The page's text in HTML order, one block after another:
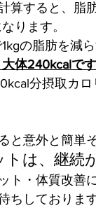
算すると、脂
ります。
の脂肪を減
大体240kcalです
分摂取カ
と意外と簡単
は、継続
ト・体質改善
ちしておりま